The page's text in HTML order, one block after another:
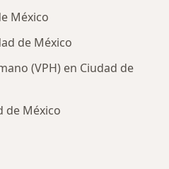
México
de México
(VPH) en Ciudad de
de México